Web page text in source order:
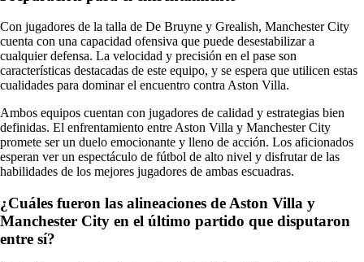
Con jugadores de la talla de De Bruyne y Grealish, Manchester City
cuenta con una capacidad ofensiva que puede desestabilizar a
cualquier defensa. La velocidad y precisión en el pase son
características destacadas de este equipo, y se espera que utilicen estas
cualidades para dominar el encuentro contra Aston Villa.
Ambos equipos cuentan con jugadores de calidad y estrategias bien
definidas. El enfrentamiento entre Aston Villa y Manchester City
promete ser un duelo emocionante y lleno de acción. Los aficionados
esperan ver un espectáculo de fútbol de alto nivel y disfrutar de las
habilidades de los mejores jugadores de ambas escuadras.
¿Cuáles fueron las alineaciones de Aston Villa y
Manchester City en el último partido que disputaron
entre sí?